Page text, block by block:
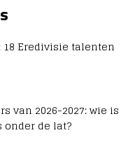
18 Eredivisie talenten
van 2026-2027: wie is
onder de lat?